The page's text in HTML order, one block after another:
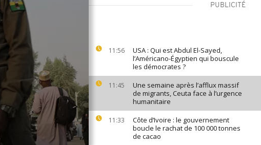
PUBLICITÉ
11:56
USA : Qui est Abdul El-Sayed,
l’Américano-Égyptien qui bouscule
les démocrates ?
11:45
Une semaine après l’afflux massif
de migrants, Ceuta face à l’urgence
humanitaire
11:33
Côte d’Ivoire : le gouvernement
boucle le rachat de 100 000 tonnes
de cacao